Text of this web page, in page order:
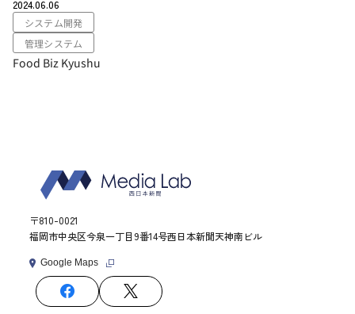
2024.06.06
システム開発
管理システム
Food Biz Kyushu
〒810-0021
福岡市中央区今泉一丁目9番14号西日本新聞天神南ビル
Google Maps